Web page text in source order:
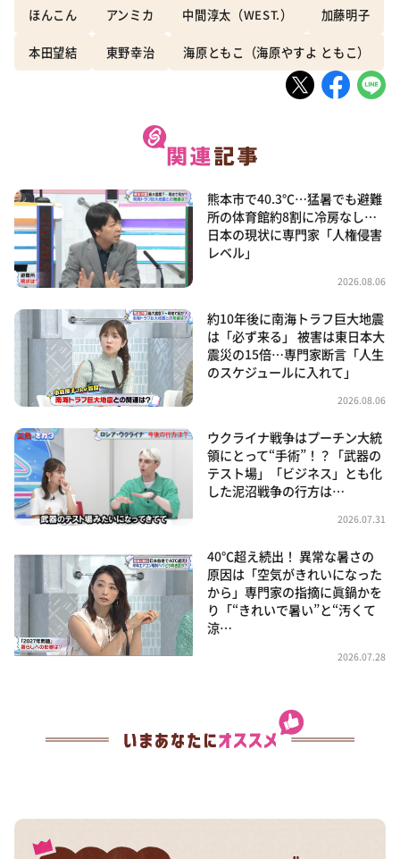
ほんこん アンミカ 中間淳太（WEST.） 加藤明子
本田望結 東野幸治 海原ともこ（海原やすよ ともこ）
熊本市で40.3℃…猛暑でも避難
所の体育館約8割に冷房なし…
日本の現状に専門家「人権侵害
レベル」
2026.08.06
約10年後に南海トラフ巨大地震
は「必ず来る」 被害は東日本大
震災の15倍…専門家断言「人生
のスケジュールに入れて」
2026.08.06
ウクライナ戦争はプーチン大統
領にとって“手術”！？「武器の
テスト場」「ビジネス」とも化
した泥沼戦争の行方は…
2026.07.31
40℃超え続出！ 異常な暑さの
原因は「空気がきれいになった
から」専門家の指摘に眞鍋かを
り「“きれいで暑い”と“汚くて
涼…
2026.07.28